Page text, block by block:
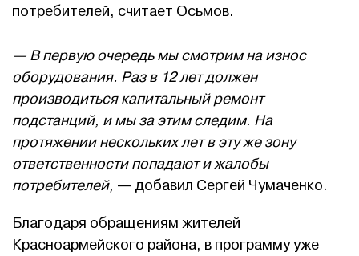
потребителей, считает Осьмов.
— В первую очередь мы смотрим на износ
оборудования. Раз в 12 лет должен
производиться капитальный ремонт
подстанций, и мы за этим следим. На
протяжении нескольких лет в эту же зону
ответственности попадают и жалобы
потребителей, — добавил Сергей Чумаченко.
Благодаря обращениям жителей
Красноармейского района, в программу уже